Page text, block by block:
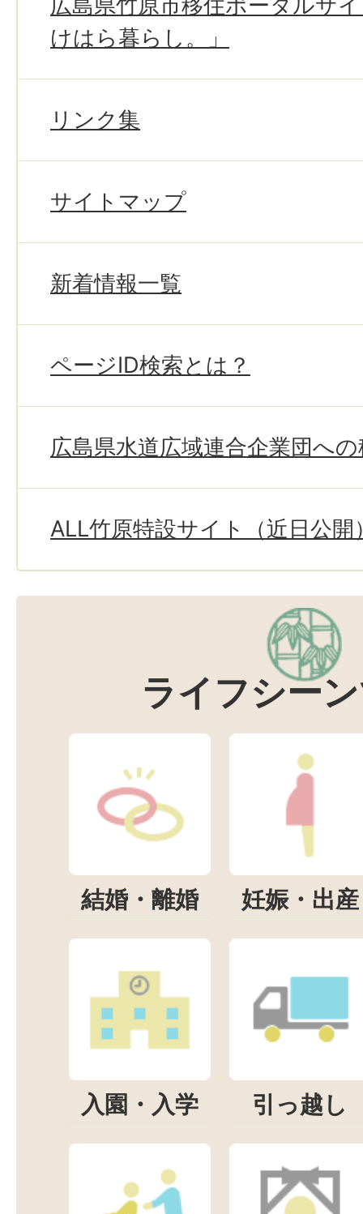
けはら暮らし。」
リンク集
サイトマップ
新着情報一覧
ページID検索とは？
広島県水道広域連合企業団へ
ALL竹原特設サイト（近日公開
ライフシー
結婚・離婚 妊娠・出産
入園・入学 引っ越し